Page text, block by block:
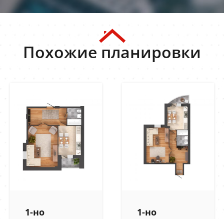
Похожие планировки
1-но
1-но